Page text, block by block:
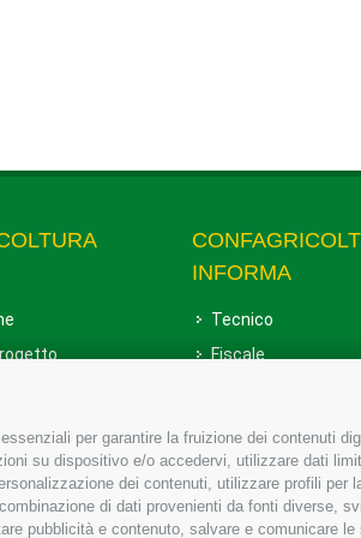
per garantire la fruizione dei contenuti
su dispositivo e/o accedervi, utilizzare dati
dei contenuti, utilizzare profili
di dati provenienti da fonti diverse,
pubblicità e contenuto, salvare e comunicare
provinciale
INFORMA
Tecnico
Fiscale
Associazione